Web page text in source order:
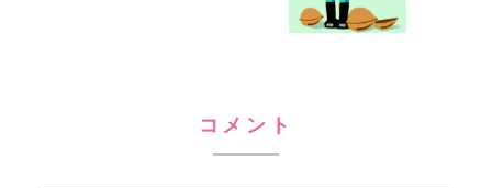
コメント